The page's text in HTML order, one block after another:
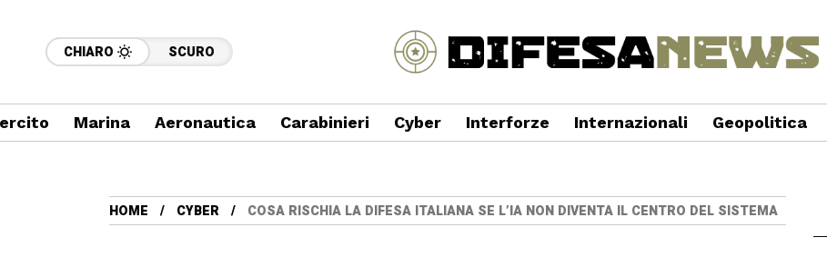
CHIARO SCURO
Marina Aeronautica Carabinieri Cyber Interforze Internazionali Geopolitica
HOME CYBER COSA RISCHIA LA DIFESA ITALIANA SE L’IA NON DIVENTA IL CENTRO DEL SISTEMA